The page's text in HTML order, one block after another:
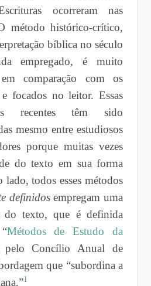
ocorreram nas
método histórico-crítico,
bíblica no século
empregado, é muito
comparação com os
focados no leitor. Essas
recentes têm sido
mesmo entre estudiosos
porque muitas vezes
do texto em sua forma
todos esses métodos
definidosempregam uma
do texto, que é definida
Métodos de Estudo da
pelo Concílio Anual de
que “subordina a
1